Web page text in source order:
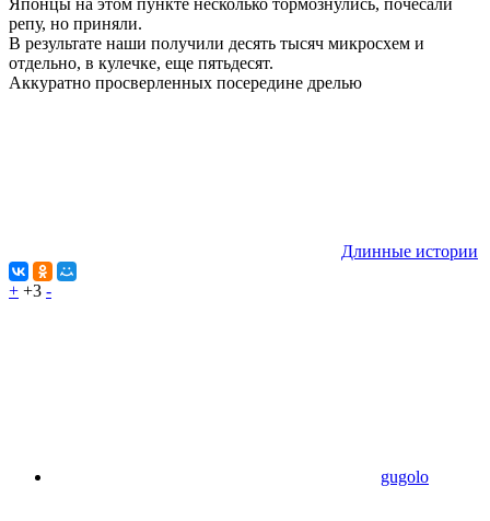
Японцы на этом пункте несколько тормознулись, почесали
репу, но приняли.
В результате наши получили десять тысяч микросхем и
отдельно, в кулечке, еще пятьдесят.
Аккуратно просверленных посередине дрелью
Длинные истории
+ +3 -
gugolo